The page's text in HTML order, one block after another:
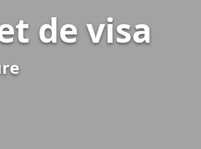
de visa